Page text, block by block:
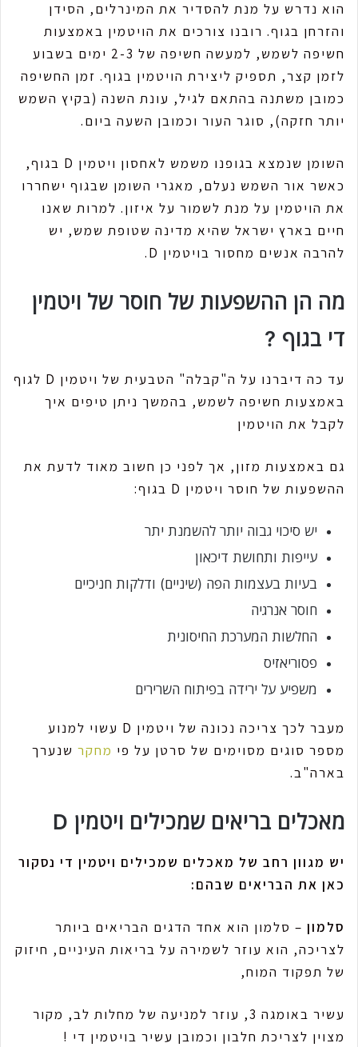
הוא נדרש על מנת להסדיר את המינרלים, הסידן
והזרחן בגוף. רובנו צורכים את הויטמין באמצעות
חשיפה לשמש, למעשה חשיפה של 2-3 ימים בשבוע
לזמן קצר, תספיק ליצירת הויטמין בגוף. זמן החשיפה
כמובן משתנה בהתאם לגיל, עונת השנה (בקיץ השמש
יותר חזקה), סוגר העור וכמובן השעה ביום.
השומן שנמצא בגופנו משמש לאחסון ויטמין D בגוף,
כאשר אור השמש נעלם, מאגרי השומן שבגוף ישחררו
את הויטמין על מנת לשמור על איזון. למרות שאנו
חיים בארץ ישראל שהיא מדינה שטופת שמש, יש
להרבה אנשים מחסור בויטמין D.
מה הן ההשפעות של חוסר של ויטמין
די בגוף ?
עד כה דיברנו על ה"קבלה" הטבעית של ויטמין D לגוף
באמצעות חשיפה לשמש, בהמשך ניתן טיפים איך
לקבל את הויטמין
גם באמצעות מזון, אך לפני כן חשוב מאוד לדעת את
ההשפעות של חוסר ויטמין D בגוף:
יש סיכוי גבוה יותר להשמנת יתר
עייפות ותחושת דיכאון
בעיות בעצמות הפה (שיניים) ודלקות חניכיים
חוסר אנרגיה
החלשות המערכת החיסונית
פסוריאזיס
משפיע על ירידה בפיתוח השרירים
מעבר לכך צריכה נכונה של ויטמין D עשוי למנוע
מספר סוגים מסוימים של סרטן על פי מחקר שנערך
בארה"ב.
מאכלים בריאים שמכילים ויטמין D
יש מגוון רחב של מאכלים שמכילים ויטמין די נסקור
כאן את הבריאים שבהם:
סלמון – סלמון הוא אחד הדגים הבריאים ביותר
לצריכה, הוא עוזר לשמירה על בריאות העיניים, חיזוק
של תפקוד המוח,
עשיר באומגה 3, עוזר למניעה של מחלות לב, מקור
מצוין לצריכת חלבון וכמובן עשיר בויטמין די !